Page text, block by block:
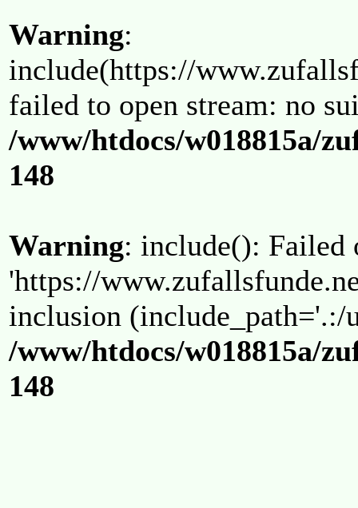
Warning:
include(https://
failed to open stream: no
/www/htdocs/w018815a/
148
Warning: include(): Failed
'https://
inclusion (include_path='.:/
/www/htdocs/w018815a/
148